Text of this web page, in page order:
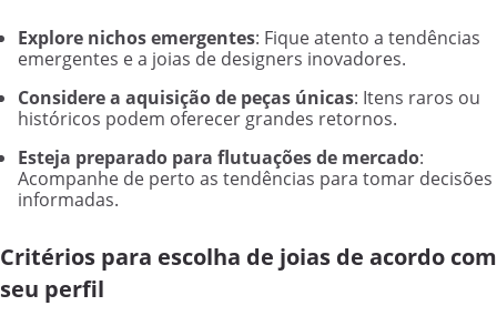
Explore nichos emergentes: Fique atento a tendências
emergentes e a joias de designers inovadores.
Considere a aquisição de peças únicas: Itens raros ou
históricos podem oferecer grandes retornos.
Esteja preparado para flutuações de mercado:
Acompanhe de perto as tendências para tomar decisões
informadas.
Critérios para escolha de joias de acordo com
seu perfil